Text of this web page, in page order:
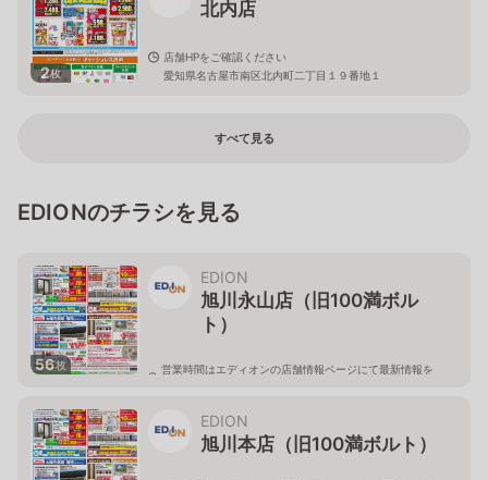
2枚
北内店
店舗HPをご確認ください
愛知県名古屋市南区北内町二丁目１９番地１
すべて見る
EDIONのチラシを見る
56枚
EDION
旭川永山店（旧100満ボル
ト）
営業時間はエディオンの店舗情報ページにて最新情報を
EDION
旭川本店（旧100満ボルト）